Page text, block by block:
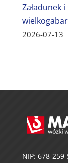
Załadunek
2026-07-13
NIP: 678-